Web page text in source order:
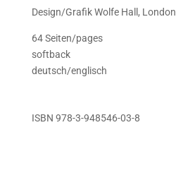
Design/GrafikWolfe Hall , London
64 Seiten/pages
softback
deutsch/englisch
ISBN 978-3-948546-03-8